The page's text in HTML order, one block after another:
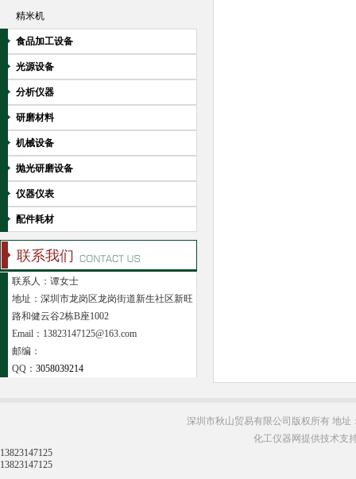
精米机
食品加工设备
光源设备
分析仪器
研磨材料
机械设备
抛光研磨设备
仪器仪表
配件耗材
联系我们
联系人：谭女士
地址：深圳市龙岗区龙岗街道新生社区新旺
路和健云谷2栋B座1002
Email：13823147125@163.com
邮编：
QQ： 3058039214
深圳市秋山贸易有限公司版权所有 地址
化工仪器网提供技术支
13823147125
13823147125